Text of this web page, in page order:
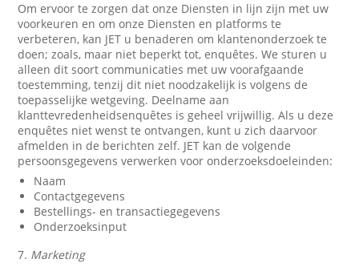
Om ervoor te zorgen dat onze Diensten in lijn zijn met uw
voorkeuren en om onze Diensten en platforms te
verbeteren, kan JET u benaderen om klantenonderzoek te
doen; zoals, maar niet beperkt tot, enquêtes. We sturen u
alleen dit soort communicaties met uw voorafgaande
toestemming, tenzij dit niet noodzakelijk is volgens de
toepasselijke wetgeving. Deelname aan
klanttevredenheidsenquêtes is geheel vrijwillig. Als u deze
enquêtes niet wenst te ontvangen, kunt u zich daarvoor
afmelden in de berichten zelf. JET kan de volgende
persoonsgegevens verwerken voor onderzoeksdoeleinden:
Naam
Contactgegevens
Bestellings- en transactiegegevens
Onderzoeksinput
7. Marketing